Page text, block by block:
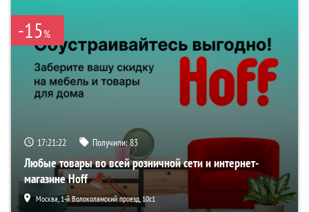
-15%
17:21:22 Получили:83
Любые товары во всей розничной сети и интернет-
магазине Hoff
Москва, 1-й Волоколамский проезд, 10с1